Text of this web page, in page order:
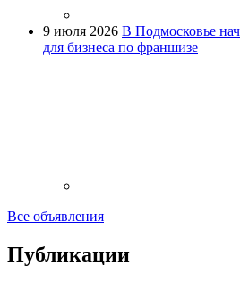
9 июля 2026 В Подмосковье
для бизнеса по франшизе
Все объявления
Публикации